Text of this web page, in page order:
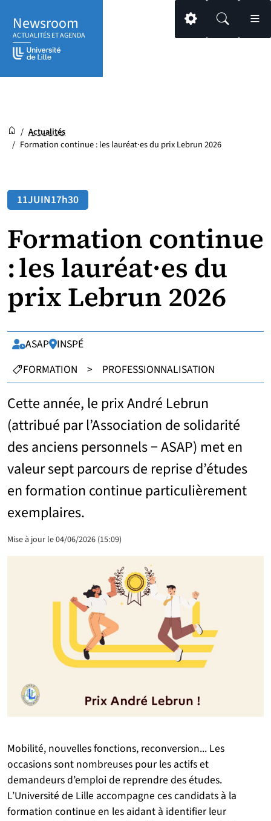
contenu
au
menu
principal
pied
Newsroom
ACTUALITÉS ET AGENDA Paramétrage
Newsroom
Accueil
/ Actualités
/ Formation continue : les lauréat·es du prix Lebrun 2026
Formation continue
: les lauréat·es du
prix Lebrun 2026
11JUIN17h30
Organisateur :
ASAP Lieu :
INSPÉ
CATÉGORIES :
FORMATION > PROFESSIONNALISATION
Cette année, le prix André Lebrun
(attribué par l’Association de solidarité
des anciens personnels − ASAP) met en
valeur sept parcours de reprise d’études
en formation continue particulièrement
exemplaires.
Mise à jour le 04/06/2026 (15:09)
Mobilité, nouvelles fonctions, reconversion... Les
occasions sont nombreuses pour les actifs et
demandeurs d’emploi de reprendre des études.
L’Université de Lille accompagne ces candidats à la
formation continue en les aidant à identifier leur